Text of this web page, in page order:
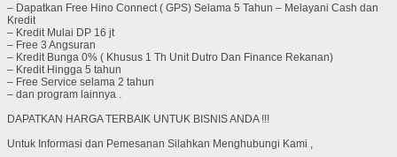
– Dapatkan Free Hino Connect ( GPS) Selama 5 Tahun – Melayani Cash dan
Kredit
– Kredit Mulai DP 16 jt
– Free 3 Angsuran
– Kredit Bunga 0% ( Khusus 1 Th Unit Dutro Dan Finance Rekanan)
– Kredit Hingga 5 tahun
– Free Service selama 2 tahun
– dan program lainnya .
DAPATKAN HARGA TERBAIK UNTUK BISNIS ANDA !!!
Untuk Informasi dan Pemesanan Silahkan Menghubungi Kami ,